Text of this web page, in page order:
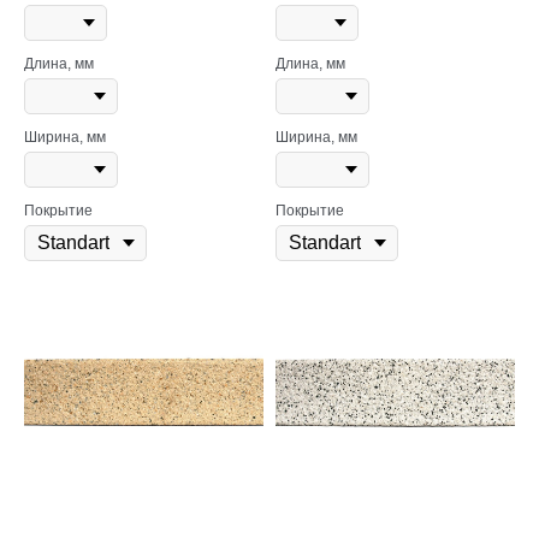
Длина, мм
Ширина, мм
Покрытие
Длина, мм
Ширина, мм
Покрытие